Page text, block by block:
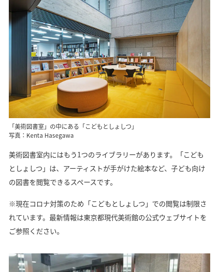
「美術図書室」の中にある「こどもとしょしつ」
写真：Kenta Hasegawa
美術図書室内にはもう1つのライブラリーがあります。「こども
としょしつ」は、アーティストが手がけた絵本など、子ども向け
の図書を閲覧できるスペースです。
※現在コロナ対策のため「こどもとしょしつ」での閲覧は制限さ
れています。最新情報は東京都現代美術館の公式ウェブサイトを
ご参照ください。